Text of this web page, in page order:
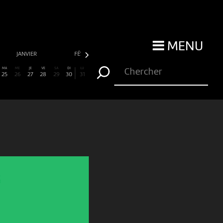
MENU
JANVIER FÉVRIER
MA
25
ME
26
JE
27
VE
28
SA
29
DI
30
LU
31